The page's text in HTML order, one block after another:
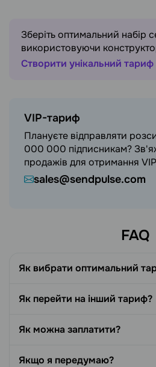
Зберіть оптимальний набір
використовуючи
Створити унікальний тариф
VIP-тариф
Плануєте відправляти
000 000 підписникам?
продажів для отримання
sales@sendpulse.com
FAQ
Як вибрати оптимальний
Як перейти на інший тариф?
Як можна заплатити?
Якщо я передумаю?